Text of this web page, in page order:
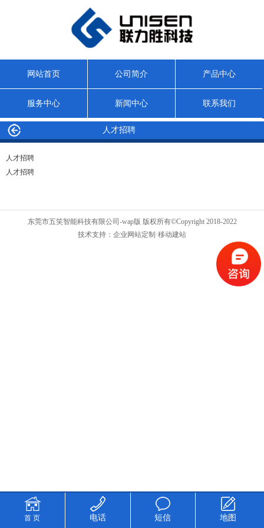
网站首页 公司简介 产品中心
服务中心 新闻中心 联系我们
人才招聘
人才招聘
人才招聘
东莞市五笑智能科技有限公司-wap版 版权所有©Copyright 2018-2022
技术支持： 企业网站定制·移动建站
首 页 电话 短信 地图